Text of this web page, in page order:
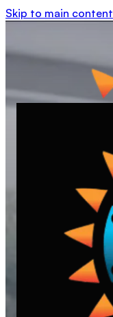
Skip to main content